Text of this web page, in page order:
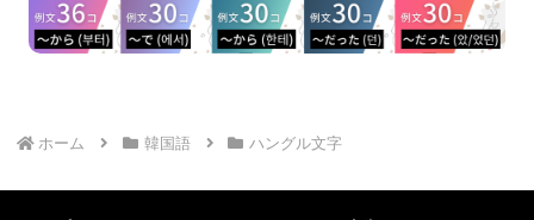
ホーム 韓国語 ハングル文字